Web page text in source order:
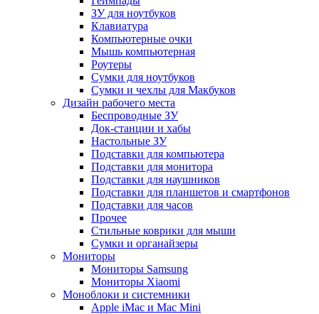
ЗУ для ноутбуков
Клавиатура
Компьютерные очки
Мышь компьютерная
Роутеры
Сумки для ноутбуков
Сумки и чехлы для Макбуков
Дизайн рабочего места
Беспроводные ЗУ
Док-станции и хабы
Настольные ЗУ
Подставки для компьютера
Подставки для монитора
Подставки для наушников
Подставки для планшетов и смартфонов
Подставки для часов
Прочее
Стильные коврики для мыши
Сумки и органайзеры
Мониторы
Мониторы Samsung
Мониторы Xiaomi
Моноблоки и системники
Apple iMac и Mac Mini